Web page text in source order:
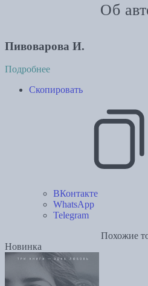
Об
Пивоварова И.
Подробнее
Скопировать
ВКонтакте
WhatsApp
Telegram
Похожие
Новинка